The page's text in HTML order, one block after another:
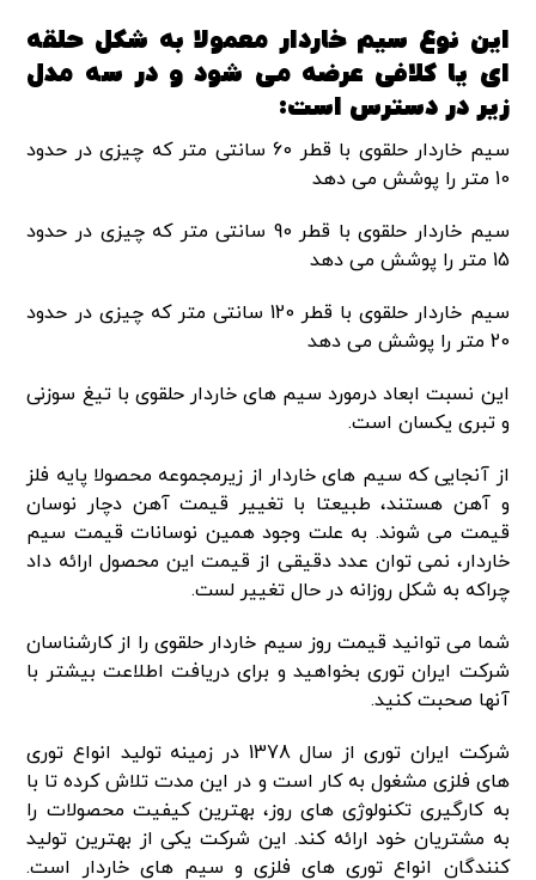
این نوع سیم خاردار معمولا به شکل حلقه
ای یا کلافی عرضه می شود و در سه مدل
زیر در دسترس است:
سیم خاردار حلقوی با قطر 60 سانتی متر که چیزی در حدود
10 متر را پوشش می دهد
سیم خاردار حلقوی با قطر 90 سانتی متر که چیزی در حدود
15 متر را پوشش می دهد
سیم خاردار حلقوی با قطر 120 سانتی متر که چیزی در حدود
20 متر را پوشش می دهد
این نسبت ابعاد درمورد سیم های خاردار حلقوی با تیغ سوزنی
و تبری یکسان است.
از آنجایی که سیم های خاردار از زیرمجموعه محصولا پایه فلز
و آهن هستند، طبیعتا با تغییر قیمت آهن دچار نوسان
قیمت می شوند. به علت وجود همین نوسانات قیمت سیم
خاردار، نمی توان عدد دقیقی از قیمت این محصول ارائه داد
چراکه به شکل روزانه در حال تغییر لست.
شما می توانید قیمت روز سیم خاردار حلقوی را از کارشناسان
شرکت ایران توری بخواهید و برای دریافت اطلاعت بیشتر با
آنها صحبت کنید.
شرکت ایران توری از سال 1378 در زمینه تولید انواع توری
های فلزی مشغول به کار است و در این مدت تلاش کرده تا با
به کارگیری تکنولوژی های روز، بهترین کیفیت محصولات را
به مشتریان خود ارائه کند. این شرکت یکی از بهترین تولید
کنندگان انواع توری های فلزی و سیم های خاردار است.